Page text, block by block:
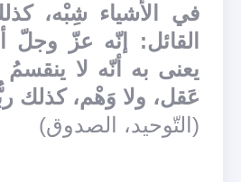
في الأشياء شِبْه،
القائل: إنّه عزّ وجلّ
يعنى به أنّه لا
عَقل، ولا وَهْم، كذلك
(التّوحيد، الصدوق)